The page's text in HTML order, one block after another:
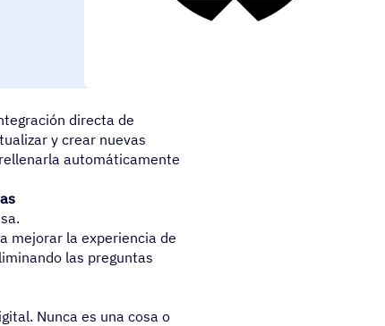
antiguos sin problemas
directa de
y crear nuevas
automáticamente
mejorar la experiencia de
las preguntas
Nunca es una cosa o